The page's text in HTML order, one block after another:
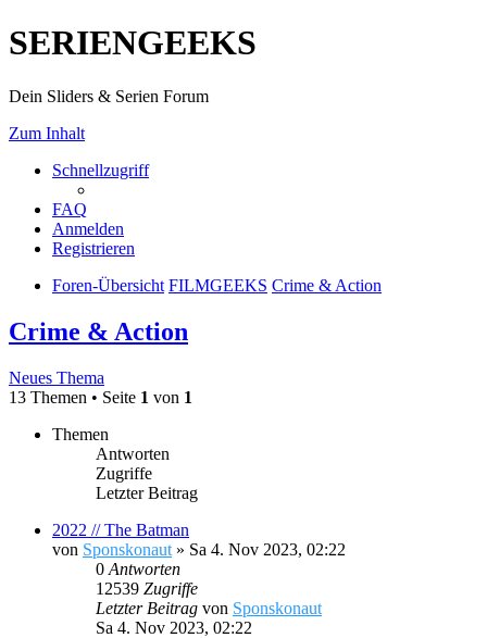
SERIENGEEKS
Dein Sliders & Serien Forum
Zum Inhalt
Schnellzugriff
FAQ
Anmelden
Registrieren
Foren-Übersicht FILMGEEKS Crime & Action
Crime & Action
Neues Thema
13 Themen • Seite 1 von 1
Themen
Antworten
Zugriffe
Letzter Beitrag
2022 // The Batman
von Sponskonaut » Sa 4. Nov 2023, 02:22
0 Antworten
12539 Zugriffe
Letzter Beitrag von Sponskonaut
Sa 4. Nov 2023, 02:22